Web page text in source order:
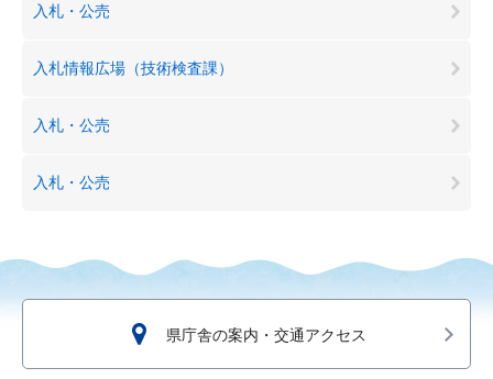
入札・公売
入札情報広場（技術検査課）
入札・公売
入札・公売
県庁舎の案内・交通アクセス